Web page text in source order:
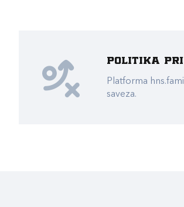
Politika
Platforma
saveza.